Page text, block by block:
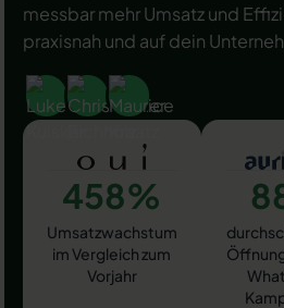
messbar mehr Umsatz und
praxisnah und auf dein
458%
Umsatzwachstum
im Vergleich zum
Vorjahr